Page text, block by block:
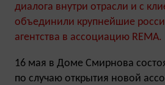
диалога внутри отрасли и с
объединили крупнейшие
агентства в ассоциацию REMA.
16 мая в Доме Смирнова
по случаю открытия новой